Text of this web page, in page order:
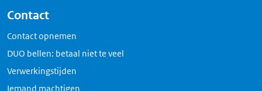
Contact
Contact opnemen
DUO bellen: betaal niet te veel
Verwerkingstijden
Iemand machtigen